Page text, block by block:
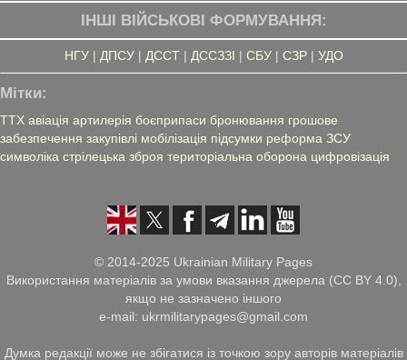
ІНШІ ВІЙСЬКОВІ ФОРМУВАННЯ:
НГУ| ДПСУ| ДССТ| ДССЗЗІ | СБУ| СЗР| УДО
Мітки:
ТТХ авіація артилерія боєприпаси бронювання грошове
забезпечення закупівлі мобілізація підсумки реформа ЗСУ
символіка стрілецька зброя територіальна оборона цифровізація
© 2014-2025 Ukrainian Military Pages
Використання матеріалів за умови вказання джерела (CC BY 4.0),
якщо не зазначено іншого
e-mail: ukrmilitarypages@gmail.com
Думка редакції може не збігатися із точкою зору авторів матеріалів